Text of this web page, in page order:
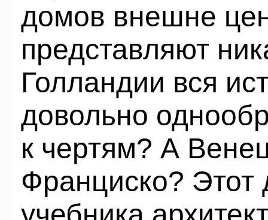
домов внешне
представляют
Голландии вся
довольно
к чертям? А
Франциско?